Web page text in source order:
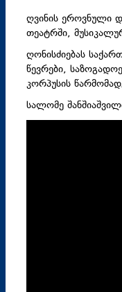
ღვინის ეროვნული
თეატრში,
ღონისძიებას
წევრები,
კორპუსის
სალომე